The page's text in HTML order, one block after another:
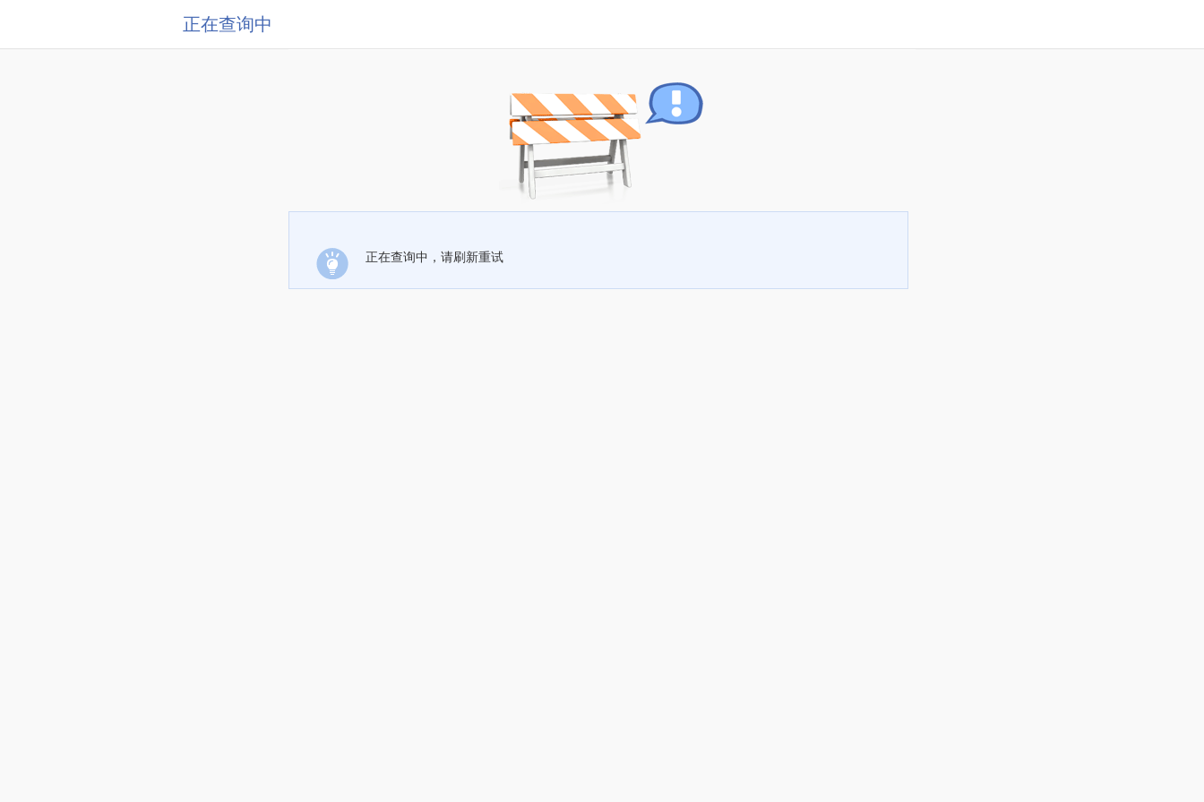
正在查询中
正在查询中，请刷新重试